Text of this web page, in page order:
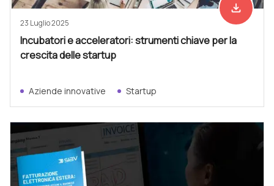
Scarica
file_download
23 Luglio 2025
Incubatori e acceleratori: strumenti chiave per la
crescita delle startup
Aziende innovative Startup